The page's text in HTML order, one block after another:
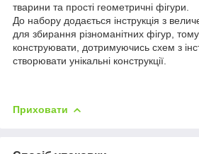
тварини та прості геометричні фігури.
До набору додається інструкція з
для збирання різноманітних фігур,
конструювати, дотримуючись схем з
створювати унікальні конструкції.
Приховати